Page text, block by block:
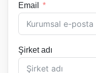
Email
Şirket adı